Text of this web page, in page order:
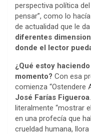
perspectiva política
pensar”, como lo
de actualidad que le
diferentes
donde el lector
¿Qué estoy
momento? Con esa
comienza “Ostendere
José Farías Figueroa
literalmente “mostrar
en una profecía que
crueldad humana,